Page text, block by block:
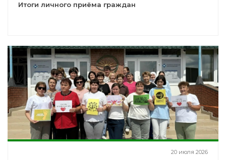
Итоги личного приёма граждан
20 июля 2026